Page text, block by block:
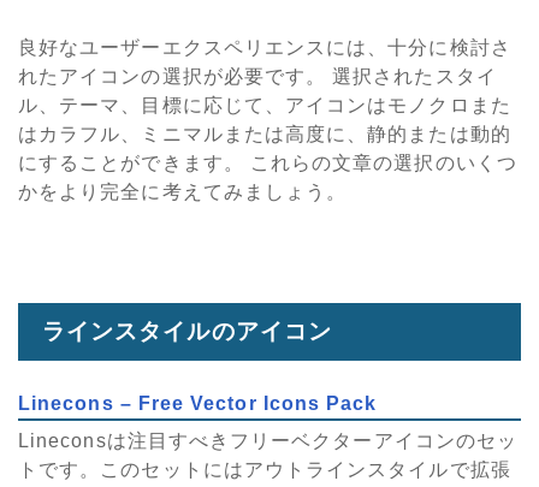
良好なユーザーエクスペリエンスには、十分に検討さ
れたアイコンの選択が必要です。 選択されたスタイ
ル、テーマ、目標に応じて、アイコンはモノクロまた
はカラフル、ミニマルまたは高度に、静的または動的
にすることができます。 これらの文章の選択のいくつ
かをより完全に考えてみましょう。
ラインスタイルのアイコン
Linecons – Free Vector Icons Pack
Lineconsは注目すべきフリーベクターアイコンのセッ
トです。このセットにはアウトラインスタイルで拡張